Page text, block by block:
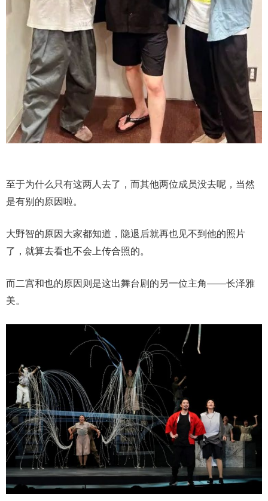
至于为什么只有这两人去了，而其他两位成员没去呢，当然
是有别的原因啦。
大野智的原因大家都知道，隐退后就再也见不到他的照片
了，就算去看也不会上传合照的。
而二宫和也的原因则是这出舞台剧的另一位主角——长泽雅
美。